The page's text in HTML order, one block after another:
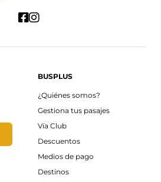
BUSPLUS
¿Quiénes somos?
Gestiona tus pasajes
Vía Club
Descuentos
Medios de pago
Destinos